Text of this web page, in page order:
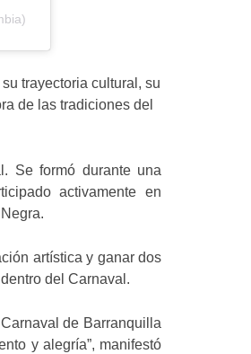
trayectoria cultural, su
de las tradiciones del
Se formó durante una
activamente en
artística y ganar dos
del Carnaval.
de Barranquilla
y alegría”, manifestó